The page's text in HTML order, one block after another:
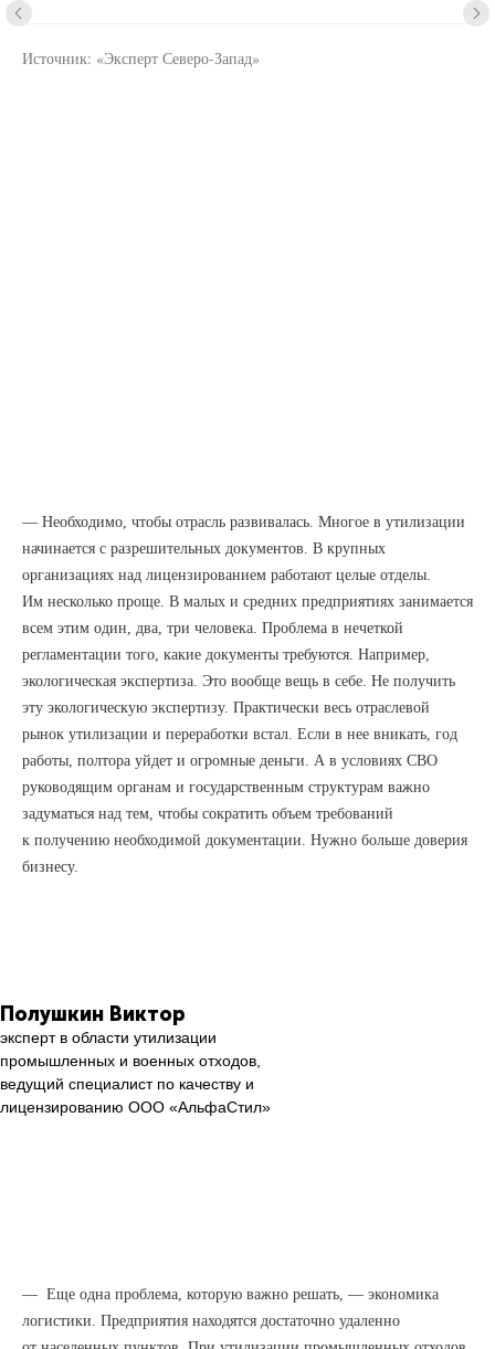
Источник: «Эксперт Северо-Запад»
Полушкин Виктор
эксперт в области утилизации
промышленных и военных отходов,
ведущий специалист по качеству и
лицензированию ООО «АльфаСтил»
— Необходимо, чтобы отрасль развивалась. Многое в утилизации
начинается с разрешительных документов. В крупных
организациях над лицензированием работают целые отделы.
Им несколько проще. В малых и средних предприятиях занимается
всем этим один, два, три человека. Проблема в нечеткой
регламентации того, какие документы требуются. Например,
экологическая экспертиза. Это вообще вещь в себе. Не получить
эту экологическую экспертизу. Практически весь отраслевой
рынок утилизации и переработки встал. Если в нее вникать, год
работы, полтора уйдет и огромные деньги. А в условиях СВО
руководящим органам и государственным структурам важно
задуматься над тем, чтобы сократить объем требований
к получению необходимой документации. Нужно больше доверия
бизнесу.
— Еще одна проблема, которую важно решать, — экономика
логистики. Предприятия находятся достаточно удаленно